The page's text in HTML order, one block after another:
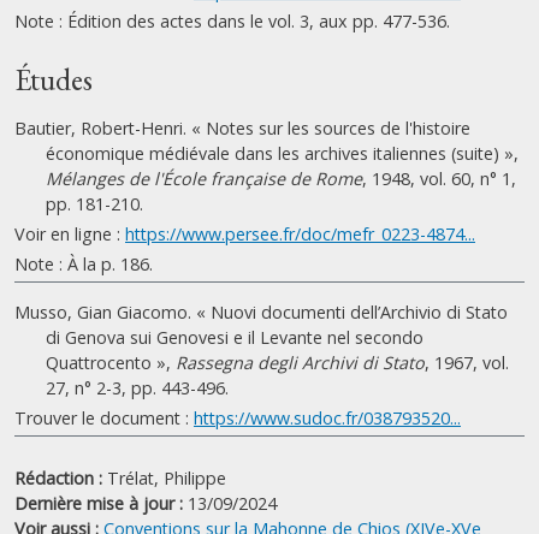
Note : Édition des actes dans le vol. 3, aux pp. 477-536.
Études
Bautier, Robert-Henri. « Notes sur les sources de l'histoire
économique médiévale dans les archives italiennes (suite) »,
Mélanges de l'École française de Rome, 1948, vol. 60, n° 1,
pp. 181-210.
Voir en ligne : https://www.persee.fr/doc/mefr_0223-4874...
Note : À la p. 186.
Musso, Gian Giacomo. « Nuovi documenti dell’Archivio di Stato
di Genova sui Genovesi e il Levante nel secondo
Quattrocento », Rassegna degli Archivi di Stato, 1967, vol.
27, n° 2-3, pp. 443-496.
Trouver le document : https://www.sudoc.fr/038793520...
Rédaction : Trélat, Philippe
Dernière mise à jour : 13/09/2024
Voir aussi : Conventions sur la Mahonne de Chios (XIVe-XVe